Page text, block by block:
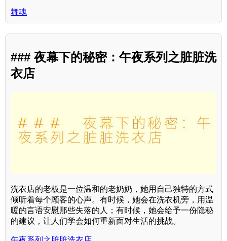
舞魂
### 夜幕下的秘密：午夜系列之脏脏洗
衣店
洗衣店的老板是一位温和的老奶奶，她用自己独特的方式
倾听着每个顾客的心声。有时候，她会在洗衣机旁，用温
暖的言语安慰那些失落的人；有时候，她会给予一份隐秘
的建议，让人们学会如何重新面对生活的挑战。